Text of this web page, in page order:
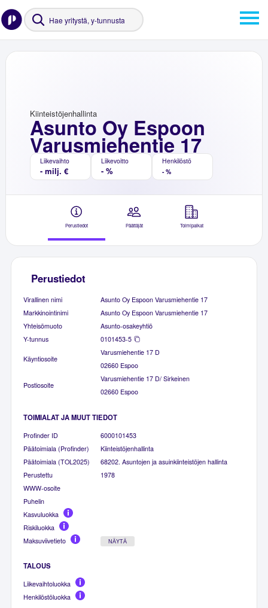
Asunto Oy Espoon
Varusmiehentie 17
Kiinteistöjenhallinta
Liikevaihto
- milj. €
Liikevoitto
- %
Henkilöstö
- %
Perustiedot Päättäjät Toimipaikat
Perustiedot
Virallinen nimi
Asunto Oy Espoon Varusmiehentie 17
Markkinointinimi
Asunto Oy Espoon Varusmiehentie 17
Yhteisömuoto
Asunto-osakeyhtiö
Y-tunnus
0101453-5
Käyntiosoite
Varusmiehentie 17 D
02660 Espoo
Postiosoite
Varusmiehentie 17 D/ Sirkeinen
02660 Espoo
TOIMIALAT JA MUUT TIEDOT
Profinder ID
6000101453
Päätoimiala (Profinder)
Kiinteistöjenhallinta
Päätoimiala (TOL2025)
68202. Asuntojen ja asuinkiinteistöjen hallinta
Perustettu
1978
WWW-osoite
Puhelin
Kasvuluokka
Riskiluokka
Maksuviivetieto
NÄYTÄ
TALOUS
Liikevaihtoluokka
Henkilöstöluokka